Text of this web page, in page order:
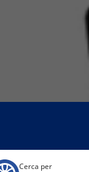
Cerca per